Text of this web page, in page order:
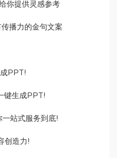
你提供灵感参考
播力的金句文案
PPT!
键生成PPT!
站式服务到底!
创造力!